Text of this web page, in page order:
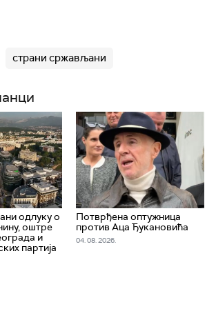
страни сржављани
одлуку о
оштре
и
партија
Потврђена оптужница
против Аца Ђукановића
04. 08. 2026.